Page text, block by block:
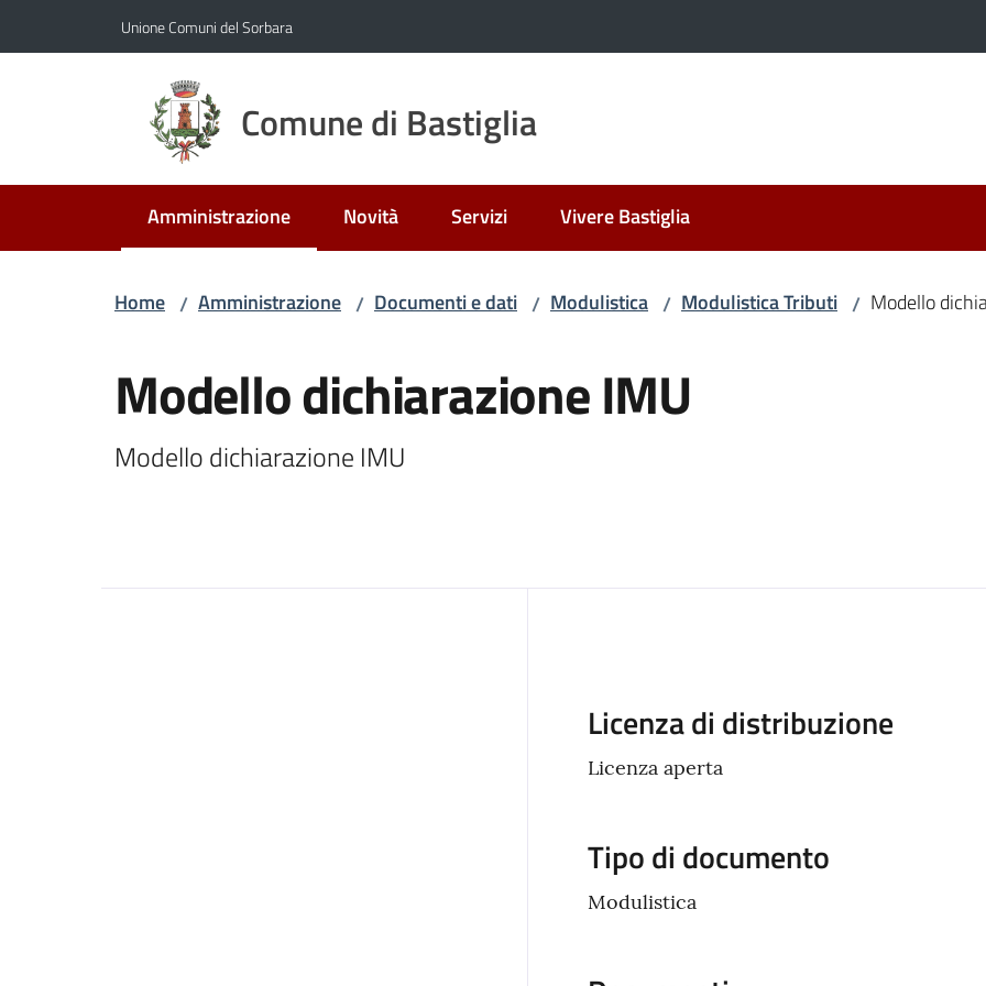
Unione Comuni del Sorbara
Comune di Bastiglia
Amministrazione
Menu selezionato Novità Servizi Vivere Bastiglia
Home / Amministrazione / Documenti e dati / Modulistica / Modulistica Tributi / Modello
Modello dichiarazione IMU
Modello dichiarazione IMU
Descrizione
Licenza di distribuzione
Licenza aperta
Tipo di documento
Modulistica